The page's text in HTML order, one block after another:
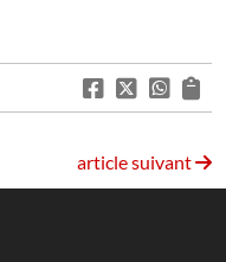
article suivant